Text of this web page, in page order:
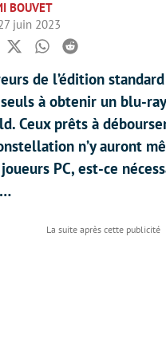
BOUVET
juin 2023
TwitterWhatsapp
Reddit
de l’édition
à obtenir un blu-
Ceux prêts à
n’y auront
PC, est-ce